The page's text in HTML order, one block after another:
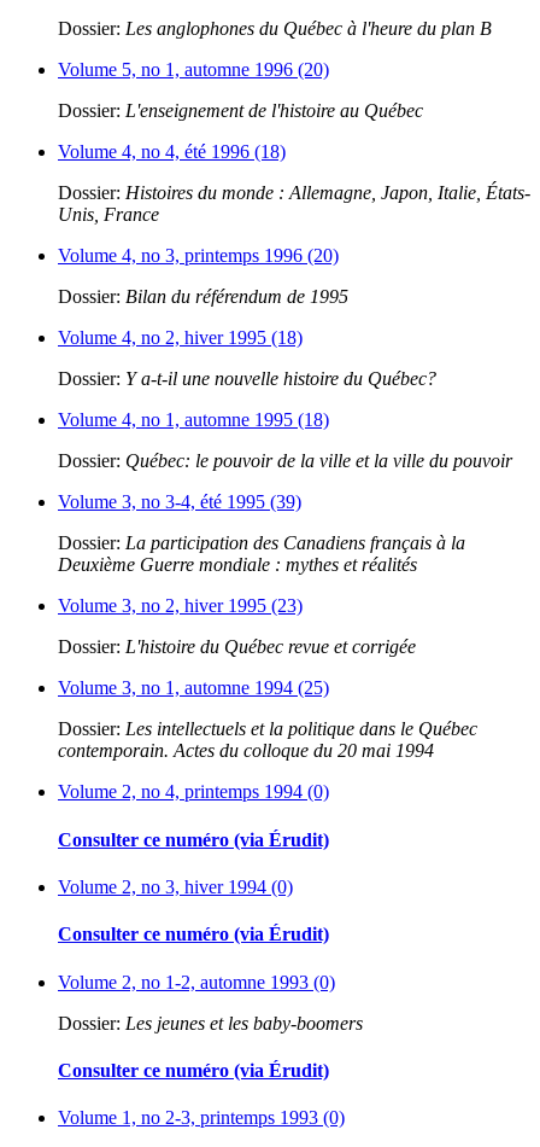
Dossier: Les anglophones du Québec à l'heure du plan B
Volume 5, no 1, automne 1996 (20)
Dossier: L'enseignement de l'histoire au Québec
Volume 4, no 4, été 1996 (18)
Dossier: Histoires du monde : Allemagne, Japon, Italie, États-
Unis, France
Volume 4, no 3, printemps 1996 (20)
Dossier: Bilan du référendum de 1995
Volume 4, no 2, hiver 1995 (18)
Dossier: Y a-t-il une nouvelle histoire du Québec?
Volume 4, no 1, automne 1995 (18)
Dossier: Québec: le pouvoir de la ville et la ville du pouvoir
Volume 3, no 3-4, été 1995 (39)
Dossier: La participation des Canadiens français à la
Deuxième Guerre mondiale : mythes et réalités
Volume 3, no 2, hiver 1995 (23)
Dossier: L'histoire du Québec revue et corrigée
Volume 3, no 1, automne 1994 (25)
Dossier: Les intellectuels et la politique dans le Québec
contemporain. Actes du colloque du 20 mai 1994
Volume 2, no 4, printemps 1994 (0)
Consulter ce numéro (via Érudit)
Volume 2, no 3, hiver 1994 (0)
Consulter ce numéro (via Érudit)
Volume 2, no 1-2, automne 1993 (0)
Dossier: Les jeunes et les baby-boomers
Consulter ce numéro (via Érudit)
Volume 1, no 2-3, printemps 1993 (0)